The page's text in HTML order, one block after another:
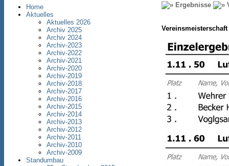
Home
Aktuelles
Aktuelles 2026
Archiv 2025
Archiv 2024
Archiv-2023
Archiv-2022
Archiv-2021
Archiv-2020
Archiv-2019
Archiv-2018
Archiv-2017
Archiv-2016
Archiv-2015
Archiv-2014
Archiv-2013
Archiv-2012
Archiv-2011
Archiv-2010
Archiv-2009
Standumbau
Ergebnisse
Vereinsmeisterschaft